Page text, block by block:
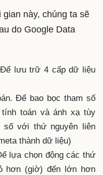
này, chúng ta sẽ
do Google Data
lưu trữ 4 cấp dữ liệu
Để bao bọc tham số
toán và ánh xạ tùy
số với thứ nguyên liên
thành dữ liệu)
lựa chọn động các thứ
hơn (giờ) đến lớn hơn